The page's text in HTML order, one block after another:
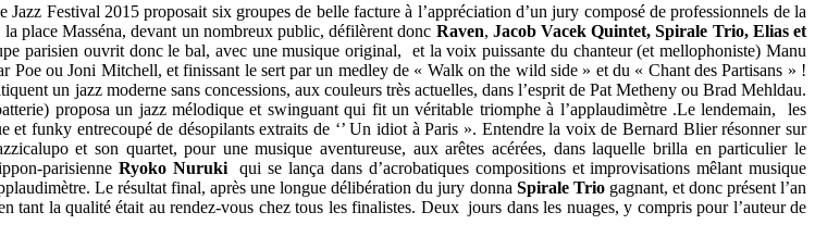
Festival 2015 proposait six groupes de belle facture à l’appréciation d’un jury composé de professionnels de la
place Masséna, devant un nombreux public, défilèrent donc Raven, Jacob Vacek Quintet, Spirale Trio, Elias et
parisien ouvrit donc le bal, avec une musique original, et la voix puissante du chanteur (et mellophoniste) Manu
ou Joni Mitchell, et finissant le sert par un medley de « Walk on the wild side » et du « Chant des Partisans » !
un jazz moderne sans concessions, aux couleurs très actuelles, dans l’esprit de Pat Metheny ou Brad Mehldau.
proposa un jazz mélodique et swinguant qui fit un véritable triomphe à l’applaudimètre .Le lendemain, les
funky entrecoupé de désopilants extraits de ‘’ Un idiot à Paris ». Entendre la voix de Bernard Blier résonner sur
et son quartet, pour une musique aventureuse, aux arêtes acérées, dans laquelle brilla en particulier le
parisienne Ryoko Nurukiqui se lança dans d’acrobatiques compositions et improvisations mêlant musique
Le résultat final, après une longue délibération du jury donna Spirale Triogagnant, et donc présent l’an
la qualité était au rendez-vous chez tous les finalistes. Deux jours dans les nuages, y compris pour l’auteur de